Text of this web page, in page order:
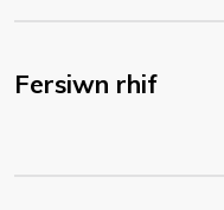
Fersiwn rhif